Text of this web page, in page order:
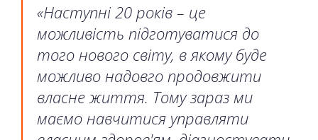
«Наступні 20 років – це
можливість підготуватися до
того нового світу, в якому буде
можливо надовго продовжити
власне життя. Тому зараз ми
маємо навчитися управляти